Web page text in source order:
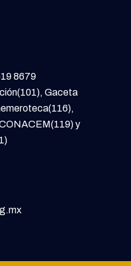
8679
Gaceta
y